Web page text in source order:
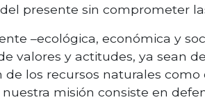
presente sin comprometer
–ecológica, económica y
valores y actitudes, ya sean
los recursos naturales
nuestra misión consiste en